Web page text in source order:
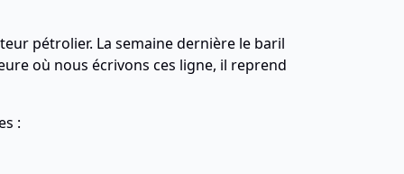
pétrolier. La semaine dernière le baril
où nous écrivons ces ligne, il reprend
: